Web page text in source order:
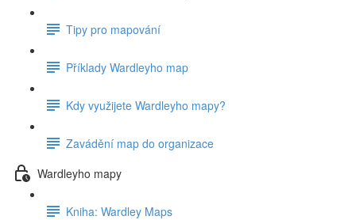
Tipy pro mapování
Příklady Wardleyho map
Kdy využijete Wardleyho mapy?
Zavádění map do organizace
Wardleyho mapy
Kniha: Wardley Maps